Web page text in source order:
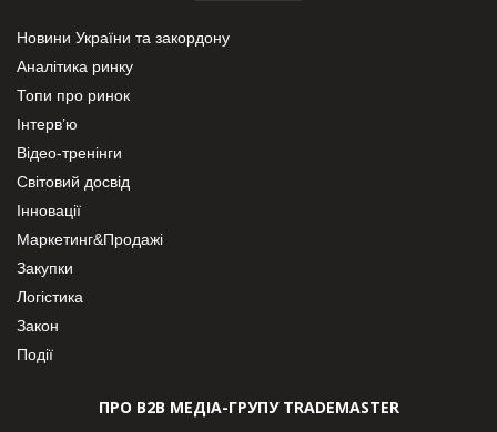
Новини України та закордону
Аналітика ринку
Топи про ринок
Інтерв’ю
Відео-тренінги
Світовий досвід
Інновації
Маркетинг&Продажі
Закупки
Логістика
Закон
Події
ПРО В2В МЕДІА-ГРУПУ TRADEMASTER